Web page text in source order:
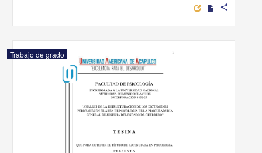
share
Trabajo de grado